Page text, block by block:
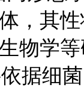
，其
物学
细菌